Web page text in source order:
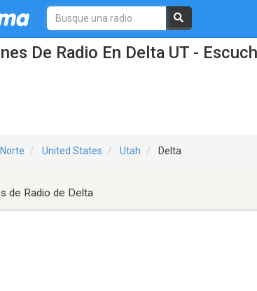
De Radio En Delta UT -
United States Utah Delta
de Radio de Delta